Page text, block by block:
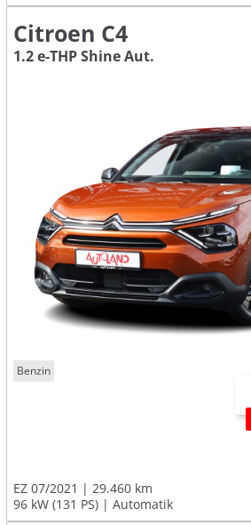
Citroen C4
1.2 e-THP Shine Aut.
Benzin
EZ 07/2021
29.460 km
96 kW (131 PS)
Automatik